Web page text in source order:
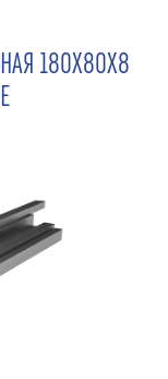
180Х80Х8